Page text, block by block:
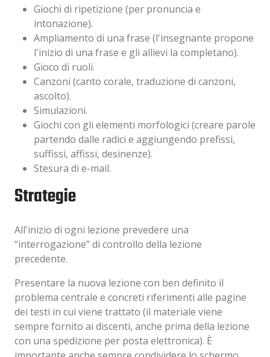
Giochi di ripetizione (per pronuncia e
intonazione).
Ampliamento di una frase (l'insegnante propone
l'inizio di una frase e gli allievi la completano).
Gioco di ruoli.
Canzoni (canto corale, traduzione di canzoni,
ascolto).
Simulazioni.
Giochi con gli elementi morfologici (creare parole
partendo dalle radici e aggiungendo prefissi,
suffissi, affissi, desinenze).
Stesura di e-mail.
Strategie
All'inizio di ogni lezione prevedere una
“interrogazione” di controllo della lezione
precedente.
Presentare la nuova lezione con ben definito il
problema centrale e concreti riferimenti alle pagine
dei testi in cui viene trattato (il materiale viene
sempre fornito ai discenti, anche prima della lezione
con una spedizione per posta elettronica). È